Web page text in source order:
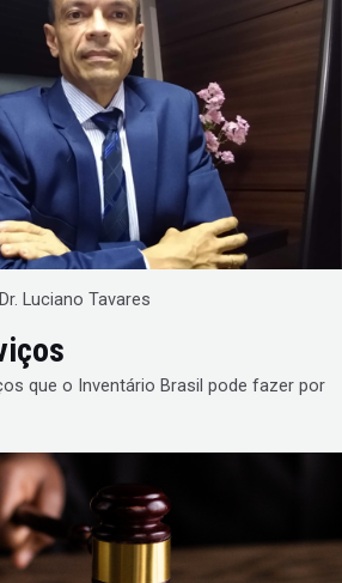
Dr. Luciano Tavares
que o Inventário Brasil pode fazer por